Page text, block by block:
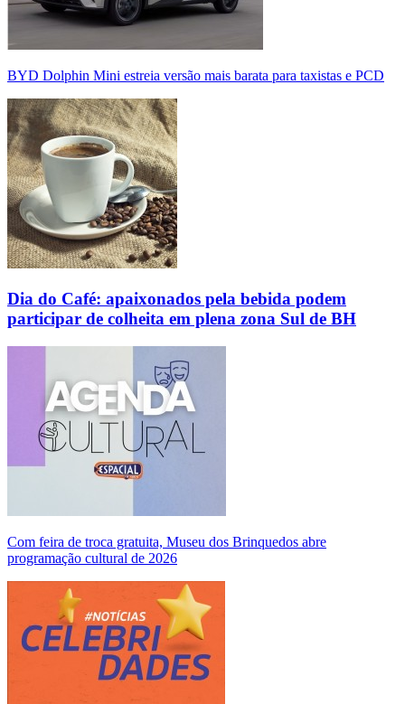
BYD Dolphin Mini estreia versão mais barata para taxistas e PCD
Dia do Café: apaixonados pela bebida podem
participar de colheita em plena zona Sul de BH
Com feira de troca gratuita, Museu dos Brinquedos abre
programação cultural de 2026